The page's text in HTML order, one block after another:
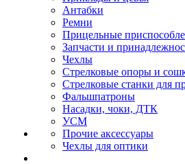
Антабки
Ремни
Прицельные
Запчасти и
Чехлы
Стрелковые опоры и
Стрелковые станки для
Фальшпатроны
Насадки, чоки, ДТК
УСМ
Прочие аксессуары
Чехлы для оптики